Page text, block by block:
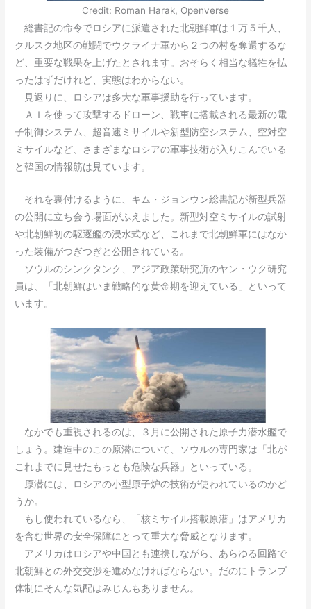
Credit: Roman Harak, Openverse
総書記の命令でロシアに派遣された北朝鮮軍は１万５千人、
クルスク地区の戦闘でウクライナ軍から２つの村を奪還するな
ど、重要な戦果を上げたとされます。おそらく相当な犠牲を払
ったはずだけれど、実態はわからない。
見返りに、ロシアは多大な軍事援助を行っています。
ＡＩを使って攻撃するドローン、戦車に搭載される最新の電
子制御システム、超音速ミサイルや新型防空システム、空対空
ミサイルなど、さまざまなロシアの軍事技術が入りこんでいる
と韓国の情報筋は見ています。
それを裏付けるように、キム・ジョンウン総書記が新型兵器
の公開に立ち会う場面がふえました。新型対空ミサイルの試射
や北朝鮮初の駆逐艦の浸水式など、これまで北朝鮮軍にはなか
った装備がつぎつぎと公開されている。
ソウルのシンクタンク、アジア政策研究所のヤン・ウク研究
員は、「北朝鮮はいま戦略的な黄金期を迎えている」といって
います。
なかでも重視されるのは、３月に公開された原子力潜水艦で
しょう。建造中のこの原潜について、ソウルの専門家は「北が
これまでに見せたもっとも危険な兵器」といっている。
原潜には、ロシアの小型原子炉の技術が使われているのかど
うか。
もし使われているなら、「核ミサイル搭載原潜」はアメリカ
を含む世界の安全保障にとって重大な脅威となります。
アメリカはロシアや中国とも連携しながら、あらゆる回路で
北朝鮮との外交交渉を進めなければならない。だのにトランプ
体制にそんな気配はみじんもありません。